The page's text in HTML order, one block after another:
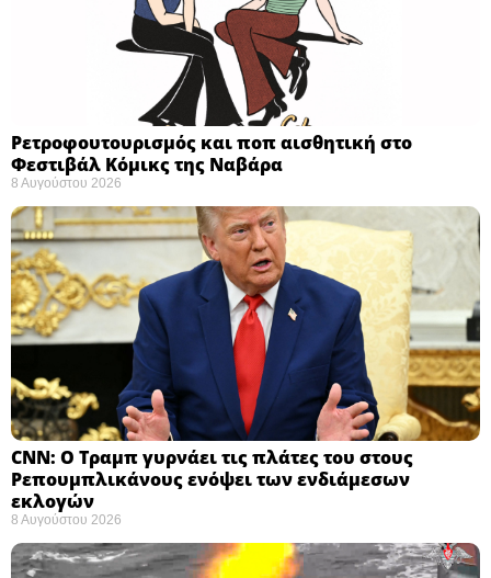
Ρετροφουτουρισμός και ποπ αισθητική στο
Φεστιβάλ Κόμικς της Ναβάρα ​
8 Αυγούστου 2026
CNN: Ο Τραμπ γυρνάει τις πλάτες του στους
Ρεπουμπλικάνους ενόψει των ενδιάμεσων
εκλογών ​
8 Αυγούστου 2026